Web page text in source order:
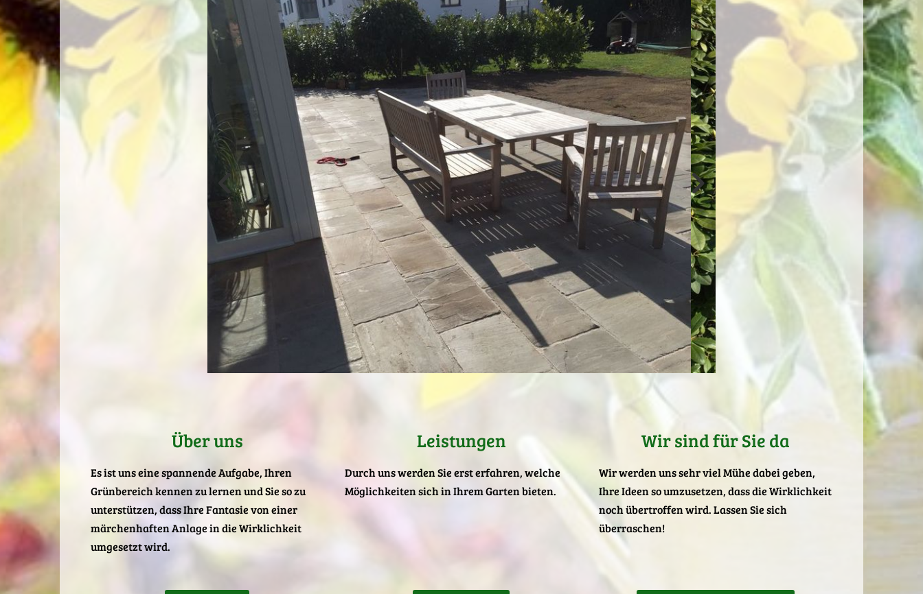
Über uns
Es ist uns eine spannende Aufgabe, Ihren
Grünbereich kennen zu lernen und Sie so zu
unterstützen, dass Ihre Fantasie von einer
märchenhaften Anlage in die Wirklichkeit
umgesetzt wird.
Leistungen
Durch uns werden Sie erst erfahren, welche
Möglichkeiten sich in Ihrem Garten bieten.
Wir sind für Sie da
Wir werden uns sehr viel Mühe dabei geben,
Ihre Ideen so umzusetzen, dass die Wirklichkeit
noch übertroffen wird. Lassen Sie sich
überraschen!